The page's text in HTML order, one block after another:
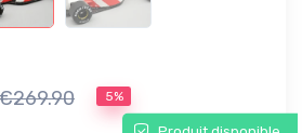
€269.90 5%